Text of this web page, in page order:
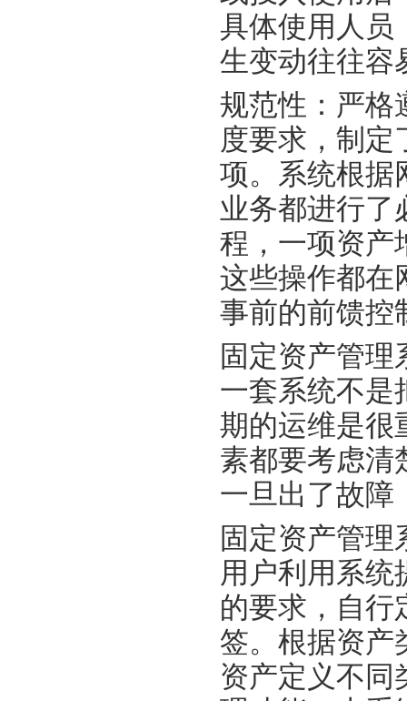
具体使用人员
生变动往往容
规范性：严格
度要求，制定
项。系统根据
业务都进行了
程，一项资产
这些操作都在
事前的前馈控
固定资产管
一套系统不是
期的运维是很
素都要考虑清
一旦出了故障
固定资产管
用户利用系统
的要求，自行
签。根据资产
资产定义不同